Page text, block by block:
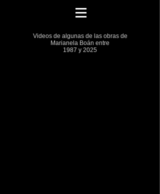
Videos de algunas de las obras de
Marianela Boán entre
1987 y 2025